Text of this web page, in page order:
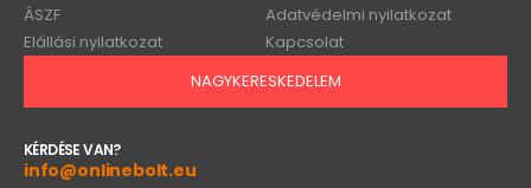
ÁSZF
Adatvédelmi nyilatkozat
Elállási nyilatkozat
Kapcsolat
NAGYKERESKEDELEM
KÉRDÉSE VAN?
info@onlinebolt.eu